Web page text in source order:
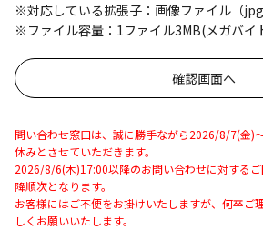
※対応している拡張子：画像ファイル（
※ファイル容量：1ファイル3MB(メガバイ
問い合わせ窓口は、誠に勝手ながら2026/8/7(金)
休みとさせていただきます。
2026/8/6(木)17:00以降のお問い合わせに対する
降順次となります。
お客様にはご不便をお掛けいたしますが、何卒ご
しくお願いいたします。